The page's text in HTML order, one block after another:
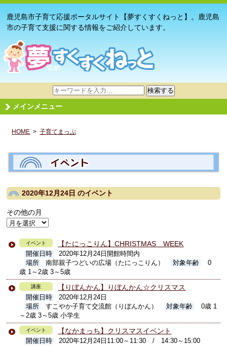
鹿児島市子育て応援ポータルサイト【夢すくすくねっと】。鹿児島
市の子育て支援に関する情報をご紹介しています。
サ
イ
ト
検
検索する
メインメニュー
HOME >子育てまっぷ
2020年12月24日のイベント
その他の月
イベント 【たにっこりん】CHRISTMAS WEEK
開催日時
2020年12月24日開館時間内
場所
南部親子つどいの広場（たにっこりん） 対象年齢
0
歳 1～2歳 3～5歳
講座 【りぼんかん】りぼんかん☆クリスマス
開催日時
2020年12月24日
場所
すこやか子育て交流館（りぼんかん） 対象年齢
0歳 1
～2歳 3～5歳 小学生
イベント 【なかまっち】クリスマスイベント
開催日時
2020年12月24日11:00～11:30 / 14:30～15:00